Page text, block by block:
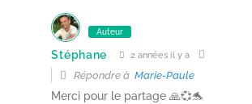
Auteur
Stéphane 2 années il y a
Répondre àMarie-Paule
Merci pour le partage 🙏💞🐬